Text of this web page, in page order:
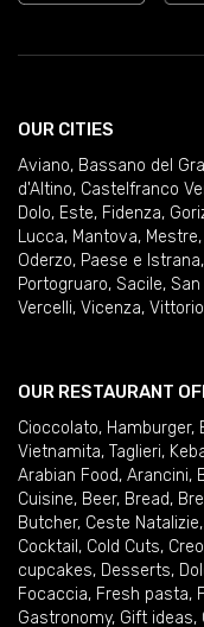
OUR CITIES
Aviano, Bassano del
d'Altino, Castelfranco
Dolo, Este, Fidenza,
Lucca, Mantova, Mestre,
Oderzo, Paese e Istrana,
Portogruaro, Sacile, San
Vercelli, Vicenza,
OUR RESTAURANT
Cioccolato, Hamburger,
Vietnamita, Taglieri,
Arabian Food, Arancini,
Cuisine, Beer, Bread,
Butcher, Ceste Natalizie,
Cocktail , Cold Cuts,
cupcakes, Desserts,
Focaccia, Fresh pasta,
Gastronomy, Gift ideas,